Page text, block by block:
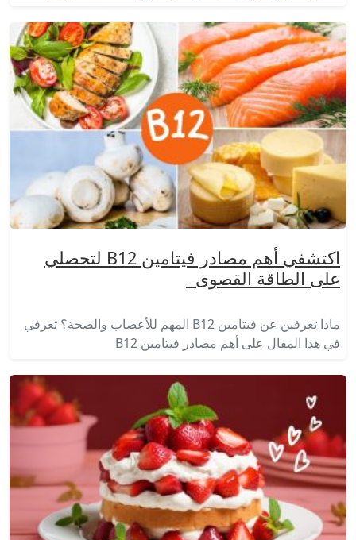
اكتشفي أهم مصادر فيتامين B12 لتحصلي
على الطاقة القصوى
ماذا تعرفين عن فيتامين B12 المهم للأعصاب والصحة؟ تعرفي
في هذا المقال على أهم مصادر فيتامين B12